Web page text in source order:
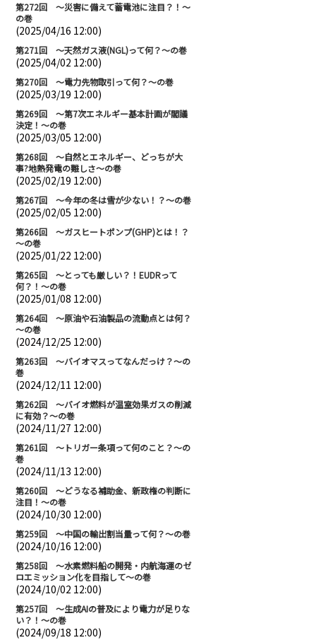
第272回 ～災害に備えて蓄電池に注目？！～
の巻
(2025/04/16 12:00)
第271回 ～天然ガス液(NGL)って何？～の巻
(2025/04/02 12:00)
第270回 ～電力先物取引って何？～の巻
(2025/03/19 12:00)
第269回 ～第7次エネルギー基本計画が閣議
決定！～の巻
(2025/03/05 12:00)
第268回 ～自然とエネルギー、どっちが大
事?地熱発電の難しさ～の巻
(2025/02/19 12:00)
第267回 ～今年の冬は雪が少ない！？～の巻
(2025/02/05 12:00)
第266回 ～ガスヒートポンプ(GHP)とは！？
～の巻
(2025/01/22 12:00)
第265回 ～とっても厳しい？！EUDRって
何？！～の巻
(2025/01/08 12:00)
第264回 ～原油や石油製品の流動点とは何？
～の巻
(2024/12/25 12:00)
第263回 ～バイオマスってなんだっけ？～の
巻
(2024/12/11 12:00)
第262回 ～バイオ燃料が温室効果ガスの削減
に有効？～の巻
(2024/11/27 12:00)
第261回 ～トリガー条項って何のこと？～の
巻
(2024/11/13 12:00)
第260回 ～どうなる補助金、新政権の判断に
注目！～の巻
(2024/10/30 12:00)
第259回 ～中国の輸出割当量って何？～の巻
(2024/10/16 12:00)
第258回 ～水素燃料船の開発・内航海運のゼ
ロエミッション化を目指して～の巻
(2024/10/02 12:00)
第257回 ～生成AIの普及により電力が足りな
い？！～の巻
(2024/09/18 12:00)